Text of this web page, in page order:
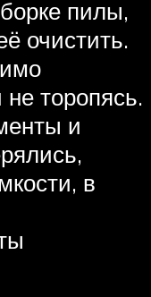
пилы,
очистить.
не торопясь.
и
в